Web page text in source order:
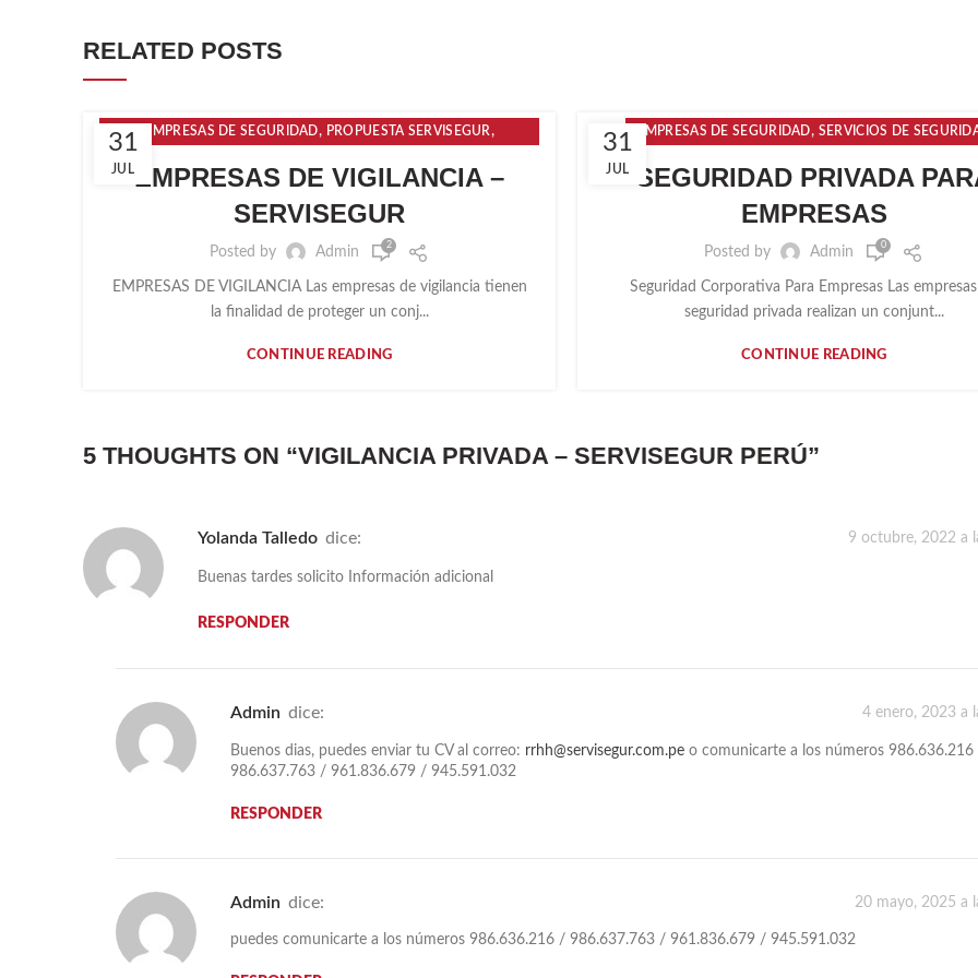
RELATED POSTS
31
JUL
EMPRESAS DE SEGURIDAD, PROPUESTA SERVISEGUR ,
EMPRESAS DE VIGILANCIA –
SERVISEGUR
Posted by Admin 2
EMPRESAS DE VIGILANCIA Las empresas de vigilancia tienen
la finalidad de proteger un conj...
CONTINUE READING
31
JUL
EMPRESAS DE SEGURIDAD, SERVICIOS DE
SEGURIDAD PRIVADA
EMPRESAS
Posted by Admin 0
Seguridad Corporativa Para Empresas Las
seguridad privada realizan un conjunt...
CONTINUE READING
5 THOUGHTS ON “VIGILANCIA PRIVADA – SERVISEGUR PERÚ”
Yolanda Talledo dice: 9 octubre, 2022 a
Buenas tardes solicito Información adicional
RESPONDER
admin dice: 4 enero, 2023 a
Buenos dias, puedes enviar tu CV al correo: rrhh@servisegur.com.pe o comunicarte a los números 986.636.216
986.637.763 / 961.836.679 / 945.591.032
RESPONDER
admin dice: 20 mayo, 2025 a
puedes comunicarte a los números 986.636.216 / 986.637.763 / 961.836.679 / 945.591.032